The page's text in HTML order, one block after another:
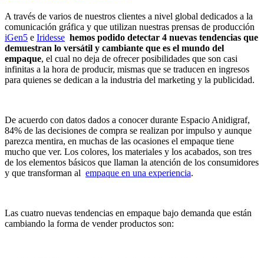
A través de varios de nuestros clientes a nivel global dedicados a la
comunicación gráfica y que utilizan nuestras prensas de producción
iGen5 e Iridesse hemos podido detectar 4 nuevas tendencias que
demuestran lo versátil y cambiante que es el mundo del
empaque, el cual no deja de ofrecer posibilidades que son casi
infinitas a la hora de producir, mismas que se traducen en ingresos
para quienes se dedican a la industria del marketing y la publicidad.
De acuerdo con datos dados a conocer durante Espacio Anidigraf,
84% de las decisiones de compra se realizan por impulso y aunque
parezca mentira, en muchas de las ocasiones el empaque tiene
mucho que ver. Los colores, los materiales y los acabados, son tres
de los elementos básicos que llaman la atención de los consumidores
y que transforman al empaque en una experiencia.
Las cuatro nuevas tendencias en empaque bajo demanda que están
cambiando la forma de vender productos son: